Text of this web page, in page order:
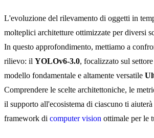
L'evoluzione del rilevamento di oggetti in
molteplici architetture ottimizzate per diversi
In questo approfondimento, mettiamo a
rilievo: il YOLOv6-3.0, focalizzato sul
modello fondamentale e altamente versatile
Comprendere le scelte architettoniche, le
il supporto all'ecosistema di ciascuno ti
framework di computer vision ottimale per le